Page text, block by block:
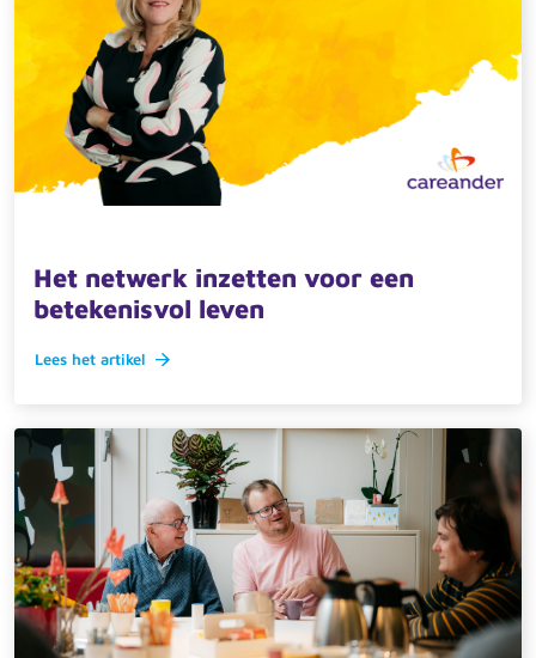
Het netwerk inzetten voor een
betekenisvol leven
Lees het artikel